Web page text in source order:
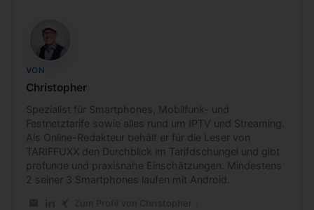
CB
VON
Christopher
Spezialist für Smartphones, Mobilfunk- und
Festnetztarife sowie alles rund um IPTV und Streaming.
Als Online-Redakteur behält er für die Leser von
TARIFFUXX den Durchblick im Tarifdschungel und gibt
profunde und praxisnahe Einschätzungen. Mindestens
2 seiner 3 Smartphones laufen mit Android.